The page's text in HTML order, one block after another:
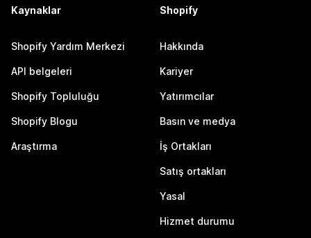
Kaynaklar
Shopify Yardım Merkezi
API belgeleri
Shopify Topluluğu
Shopify Blogu
Araştırma
Shopify
Hakkında
Kariyer
Yatırımcılar
Basın ve medya
İş Ortakları
Satış ortakları
Yasal
Hizmet durumu